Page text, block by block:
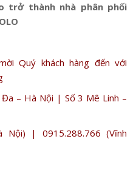
trở thành nhà phân phối
Quý khách hàng đến với
– Hà Nội | Số 3 Mê Linh –
Nội) | 0915.288.766 (Vĩnh